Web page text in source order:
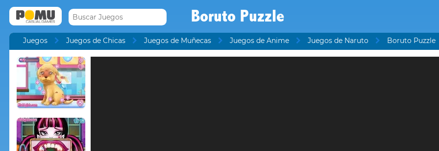
Boruto Puzzle
Juegos Juegos de Chicas Juegos de Muñecas Juegos de Anime Juegos de Naruto Boruto Puzzle